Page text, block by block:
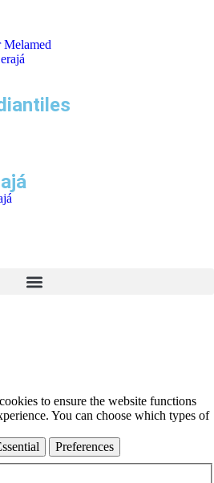
Melamed
to ensure the website functions
You can choose which types of
Preferences